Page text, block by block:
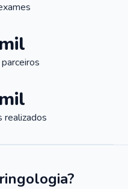
realizados